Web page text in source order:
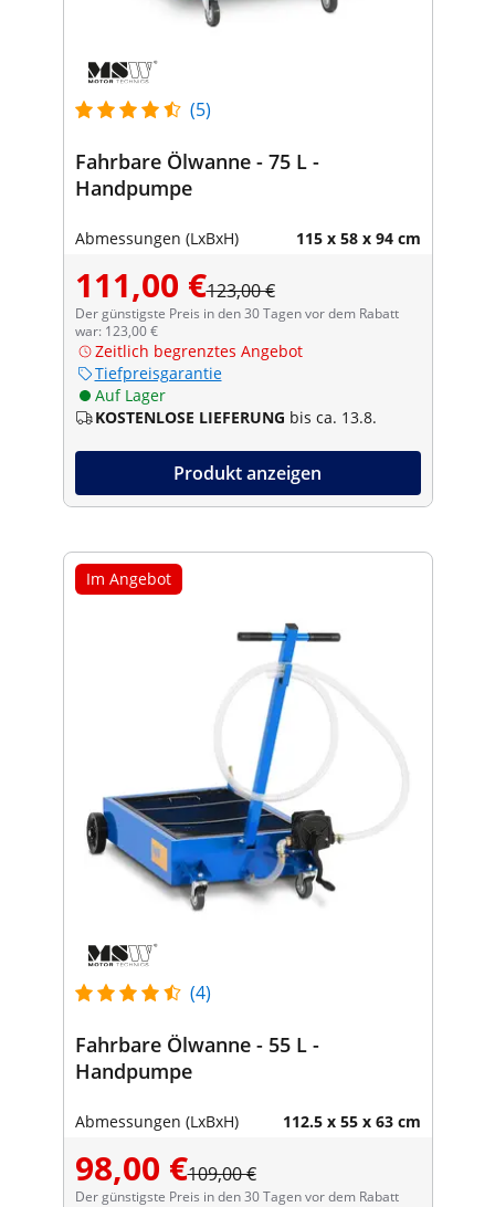
(5)
Fahrbare Ölwanne - 75 L -
Handpumpe
Abmessungen (LxBxH) 115 x 58 x 94 cm
111,00 €123,00 €
Der günstigste Preis in den 30 Tagen vor dem Rabatt
war: 123,00 €
Zeitlich begrenztes Angebot
Tiefpreisgarantie
Auf Lager
KOSTENLOSE LIEFERUNG bis ca. 13.8.
Produkt anzeigen
Im Angebot
(4)
Fahrbare Ölwanne - 55 L -
Handpumpe
Abmessungen (LxBxH) 112.5 x 55 x 63 cm
98,00 €109,00 €
Der günstigste Preis in den 30 Tagen vor dem Rabatt